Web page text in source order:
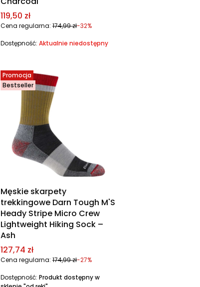
Cena promocyjna
119,50 zł
Cena regularna: 174,99 zł-32%
Dostępność: Aktualnie niedostępny
Promocja
Bestseller
Męskie skarpety
trekkingowe Darn Tough M'S
Heady Stripe Micro Crew
Lightweight Hiking Sock –
Ash
Cena promocyjna
127,74 zł
Cena regularna: 174,99 zł-27%
Dostępność: Produkt dostępny w